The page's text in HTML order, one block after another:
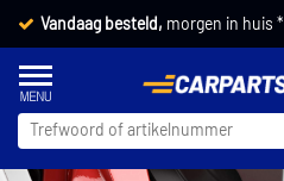
Vandaag besteld, morgen in huis *